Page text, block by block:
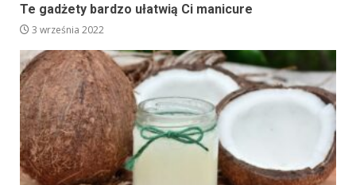
Te gadżety bardzo ułatwią Ci manicure
3 września 2022